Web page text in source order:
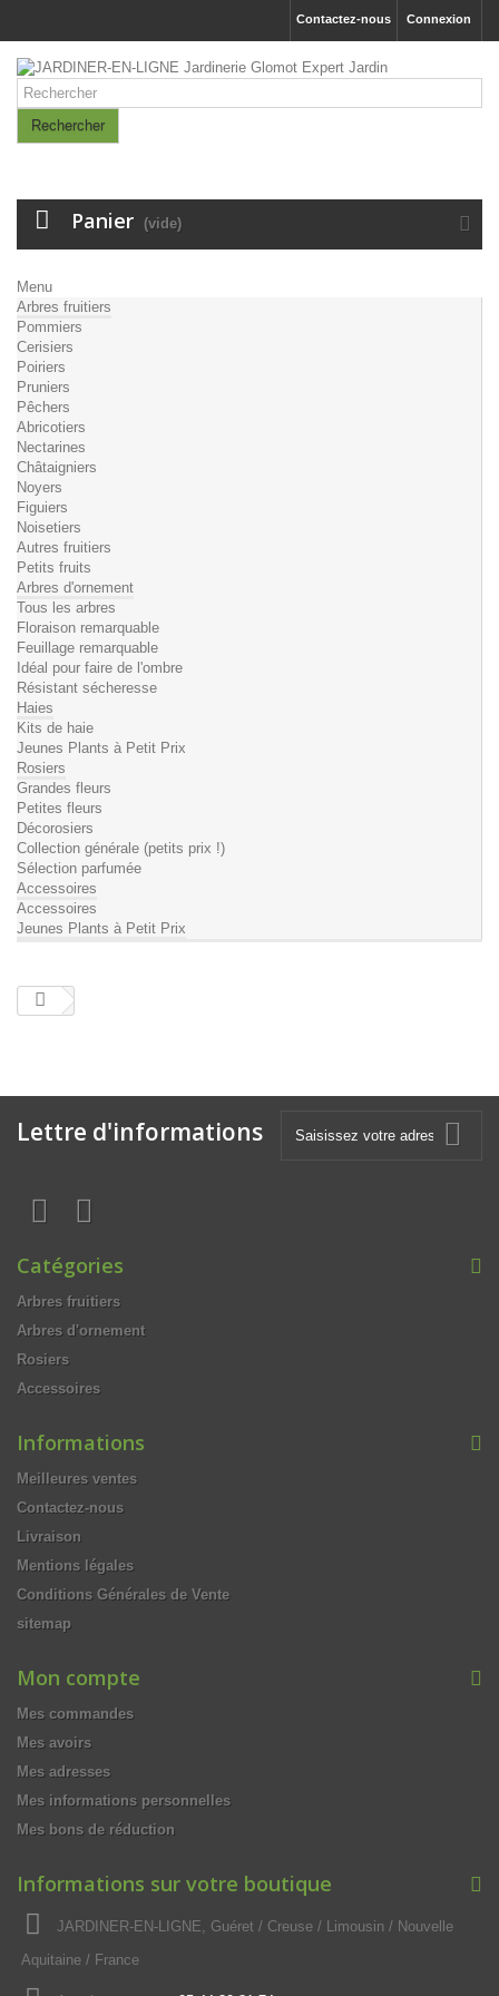
Connexion
Contactez-nous
Rechercher
Panier (vide)
Menu
Arbres fruitiers
Pommiers
Cerisiers
Poiriers
Pruniers
Pêchers
Abricotiers
Nectarines
Châtaigniers
Noyers
Figuiers
Noisetiers
Autres fruitiers
Petits fruits
Arbres d'ornement
Tous les arbres
Floraison remarquable
Feuillage remarquable
Idéal pour faire de l'ombre
Résistant sécheresse
Haies
Kits de haie
Jeunes Plants à Petit Prix
Rosiers
Grandes fleurs
Petites fleurs
Décorosiers
Collection générale (petits prix !)
Sélection parfumée
Accessoires
Accessoires
Jeunes Plants à Petit Prix
Lettre d'informations
Catégories
Arbres fruitiers
Arbres d'ornement
Rosiers
Accessoires
Informations
Meilleures ventes
Contactez-nous
Livraison
Mentions légales
Conditions Générales de Vente
sitemap
Mon compte
Mes commandes
Mes avoirs
Mes adresses
Mes informations personnelles
Mes bons de réduction
Informations sur votre boutique
JARDINER-EN-LIGNE, Guéret / Creuse / Limousin / Nouvelle
Aquitaine / France